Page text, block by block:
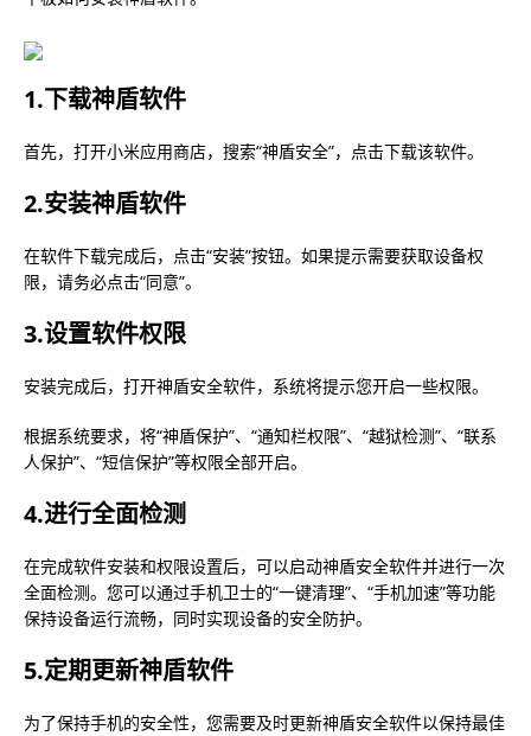
1.下载神盾软件
首先，打开小米应用商店，搜索“神盾安全”，点击下载该软件。
2.安装神盾软件
在软件下载完成后，点击“安装”按钮。如果提示需要获取设备权
限，请务必点击“同意”。
3.设置软件权限
安装完成后，打开神盾安全软件，系统将提示您开启一些权限。
根据系统要求，将“神盾保护”、“通知栏权限”、“越狱检测”、“联系
人保护”、“短信保护”等权限全部开启。
4.进行全面检测
在完成软件安装和权限设置后，可以启动神盾安全软件并进行一次
全面检测。您可以通过手机卫士的“一键清理”、“手机加速”等功能
保持设备运行流畅，同时实现设备的安全防护。
5.定期更新神盾软件
为了保持手机的安全性，您需要及时更新神盾安全软件以保持最佳